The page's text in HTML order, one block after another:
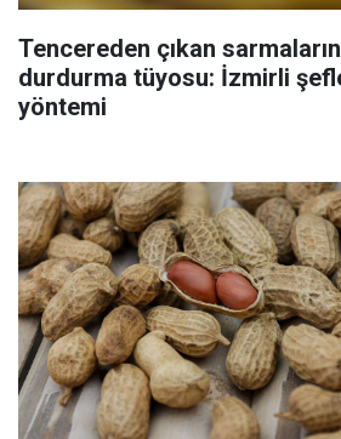
Tencereden çıkan sarmaların
durdurma tüyosu: İzmirli
yöntemi